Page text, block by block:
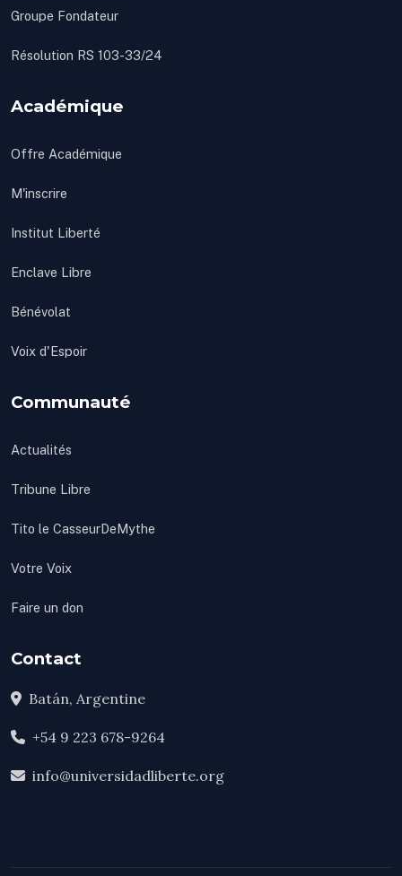
Groupe Fondateur
Résolution RS 103-33/24
Académique
Offre Académique
M'inscrire
Institut Liberté
Enclave Libre
Bénévolat
Voix d'Espoir
Communauté
Actualités
Tribune Libre
Tito le CasseurDeMythe
Votre Voix
Faire un don
Contact
Batán, Argentine
+54 9 223 678-9264
info@universidadliberte.org